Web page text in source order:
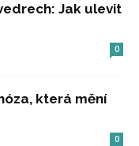
Jak ulevit
0
která mění
0